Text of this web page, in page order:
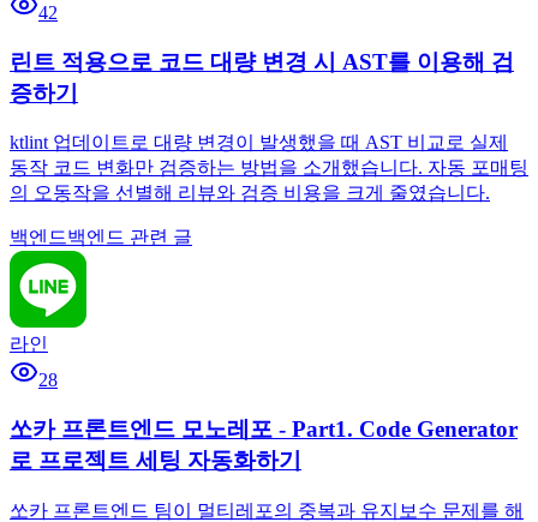
42
린트 적용으로 코드 대량 변경 시 AST를 이용해 검
증하기
ktlint 업데이트로 대량 변경이 발생했을 때 AST 비교로 실제
동작 코드 변화만 검증하는 방법을 소개했습니다. 자동 포매팅
의 오동작을 선별해 리뷰와 검증 비용을 크게 줄였습니다.
백엔드백엔드 관련 글
라인
28
쏘카 프론트엔드 모노레포 - Part1. Code Generator
로 프로젝트 세팅 자동화하기
쏘카 프론트엔드 팀이 멀티레포의 중복과 유지보수 문제를 해